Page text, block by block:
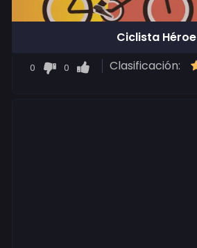
Ciclista Héroe
0 0 Clasificación: